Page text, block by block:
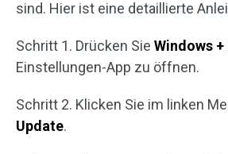
sind. Hier ist eine detaillierte
Schritt 1. Drücken Sie Windows +
Einstellungen-App zu öffnen.
Schritt 2. Klicken Sie im linken
Update.